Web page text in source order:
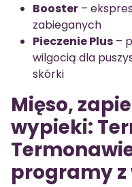
Booster –
zabieganych
Pieczenie Plus –
wilgocią dla
skórki
Mięso,
wypieki:
programy